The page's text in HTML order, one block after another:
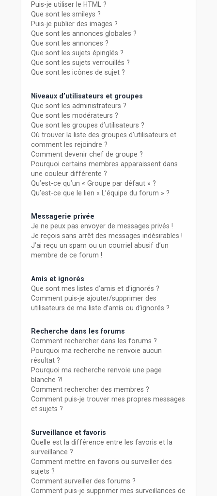
Puis-je utiliser le HTML ?
Que sont les smileys ?
Puis-je publier des images ?
Que sont les annonces globales ?
Que sont les annonces ?
Que sont les sujets épinglés ?
Que sont les sujets verrouillés ?
Que sont les icônes de sujet ?
Niveaux d’utilisateurs et groupes
Que sont les administrateurs ?
Que sont les modérateurs ?
Que sont les groupes d’utilisateurs ?
Où trouver la liste des groupes d’utilisateurs et
comment les rejoindre ?
Comment devenir chef de groupe ?
Pourquoi certains membres apparaissent dans
une couleur différente ?
Qu’est-ce qu’un « Groupe par défaut » ?
Qu’est-ce que le lien « L’équipe du forum » ?
Messagerie privée
Je ne peux pas envoyer de messages privés !
Je reçois sans arrêt des messages indésirables !
J’ai reçu un spam ou un courriel abusif d’un
membre de ce forum !
Amis et ignorés
Que sont mes listes d’amis et d’ignorés ?
Comment puis-je ajouter/supprimer des
utilisateurs de ma liste d’amis ou d’ignorés ?
Recherche dans les forums
Comment rechercher dans les forums ?
Pourquoi ma recherche ne renvoie aucun
résultat ?
Pourquoi ma recherche renvoie une page
blanche ?!
Comment rechercher des membres ?
Comment puis-je trouver mes propres messages
et sujets ?
Surveillance et favoris
Quelle est la différence entre les favoris et la
surveillance ?
Comment mettre en favoris ou surveiller des
sujets ?
Comment surveiller des forums ?
Comment puis-je supprimer mes surveillances de